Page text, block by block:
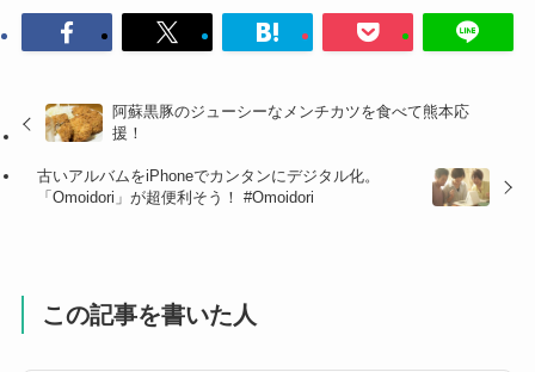
阿蘇黒豚のジューシーなメンチカツを食べて熊本応
援！
古いアルバムをiPhoneでカンタンにデジタル化。
「Omoidori」が超便利そう！ #Omoidori
この記事を書いた人